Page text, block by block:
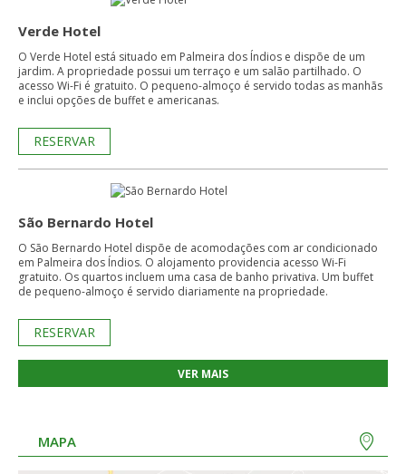
Verde Hotel
O Verde Hotel está situado em Palmeira dos Índios e dispõe de um
jardim. A propriedade possui um terraço e um salão partilhado. O
acesso Wi-Fi é gratuito. O pequeno-almoço é servido todas as manhãs
e inclui opções de buffet e americanas.
RESERVAR
São Bernardo Hotel
O São Bernardo Hotel dispõe de acomodações com ar condicionado
em Palmeira dos Índios. O alojamento providencia acesso Wi-Fi
gratuito. Os quartos incluem uma casa de banho privativa. Um buffet
de pequeno-almoço é servido diariamente na propriedade.
RESERVAR
VER MAIS
MAPA